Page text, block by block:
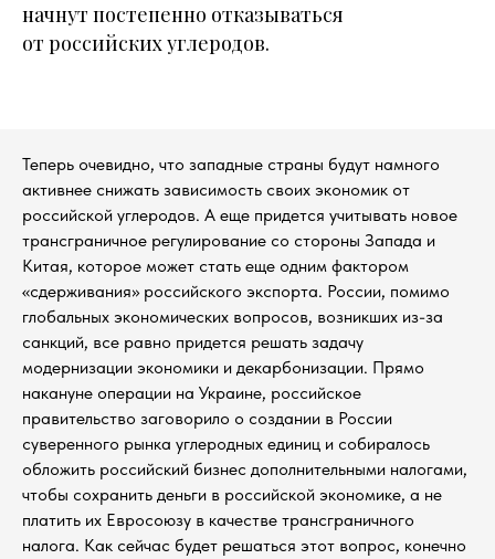
начнут постепенно отказываться
от российских углеродов.
Теперь очевидно, что западные страны будут намного
активнее снижать зависимость своих экономик от
российской углеродов. А еще придется учитывать новое
трансграничное регулирование со стороны Запада и
Китая, которое может стать еще одним фактором
«сдерживания» российского экспорта. России, помимо
глобальных экономических вопросов, возникших из-за
санкций, все равно придется решать задачу
модернизации экономики и декарбонизации. Прямо
накануне операции на Украине, российское
правительство заговорило о создании в России
суверенного рынка углеродных единиц и собиралось
обложить российский бизнес дополнительными налогами,
чтобы сохранить деньги в российской экономике, а не
платить их Евросоюзу в качестве трансграничного
налога. Как сейчас будет решаться этот вопрос, конечно